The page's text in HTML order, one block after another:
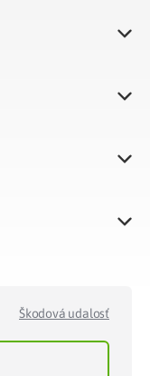
Škodová udalosť